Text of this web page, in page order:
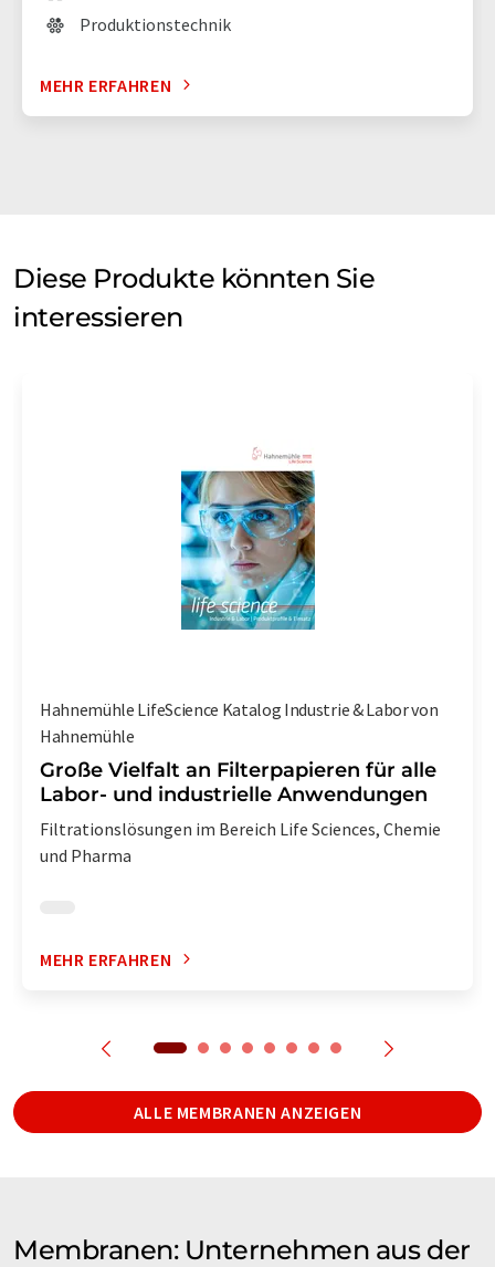
Produktionstechnik
MEHR ERFAHREN
Diese Produkte könnten Sie
interessieren
Hahnemühle LifeScience Katalog Industrie & Labor von
Hahnemühle
Große Vielfalt an Filterpapieren für alle
Labor- und industrielle Anwendungen
Filtrationslösungen im Bereich Life Sciences, Chemie
und Pharma
MEHR ERFAHREN
ALLE MEMBRANEN ANZEIGEN
Membranen: Unternehmen aus der